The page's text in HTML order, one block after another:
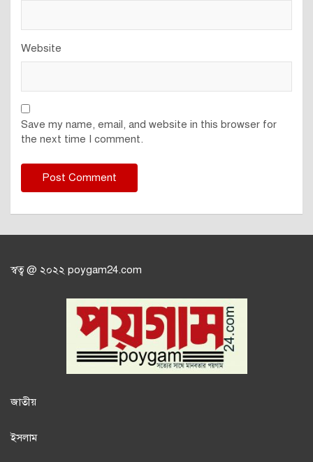
Website
Save my name, email, and website in this browser for
the next time I comment.
স্বত্ব @ ২০২২ poygam24.com
জাতীয়
ইসলাম